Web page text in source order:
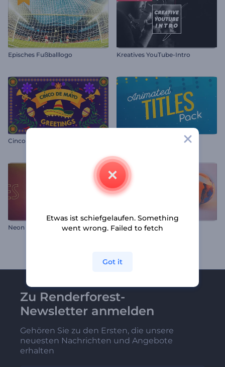
Episches Fußballlogo Kreatives YouTube-Intro
Cinco de Mayo Grußkarte Set mit animierten Titeln
Neon Titles Opener Grußkarte zu Ostern
Zu Renderforest-
Newsletter anmelden
Gehören Sie zu den Ersten, die unsere
neuesten Nachrichten und Angebote
erhalten
Etwas ist schiefgelaufen. Something
went wrong. Failed to fetch
Got it